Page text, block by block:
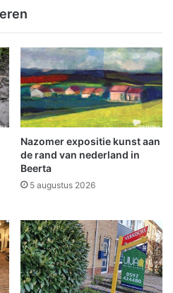
Nazomer expositie kunst aan
de rand van nederland in
Beerta
5 augustus 2026